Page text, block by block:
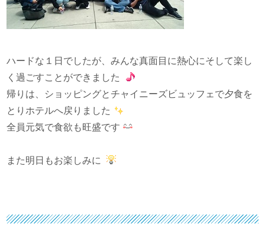
ハードな１日でしたが、みんな真面目に熱心にそして楽し
く過ごすことができました
帰りは、ショッピングとチャイニーズビュッフェで夕食を
とりホテルへ戻りました
全員元気で食欲も旺盛です
また明日もお楽しみに